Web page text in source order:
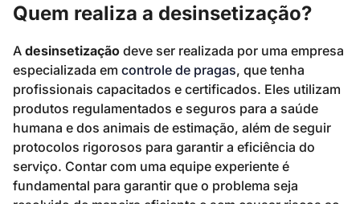
Quem realiza a desinsetização?
A desinsetização deve ser realizada por uma empresa
especializada em controle de pragas, que tenha
profissionais capacitados e certificados. Eles utilizam
produtos regulamentados e seguros para a saúde
humana e dos animais de estimação, além de seguir
protocolos rigorosos para garantir a eficiência do
serviço. Contar com uma equipe experiente é
fundamental para garantir que o problema seja